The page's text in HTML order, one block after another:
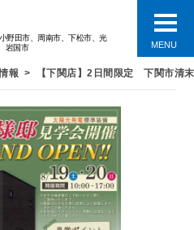
野田市、周南市、下松市、光
岩国市
MENU
報 【下関店】2日間限定 下関市清